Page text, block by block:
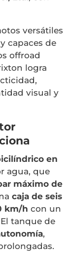
versátiles
capaces de
offroad
logra
visual y
en
agua, que
máximo de
caja de seis
km/h con un
El tanque de
,